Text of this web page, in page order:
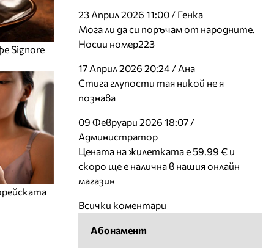
Signore
23 Април 2026 11:00 / Генка
Мога ли да си поръчам от народните.
Носии номер223
17 Април 2026 20:24 / Ана
Стига глупости тая никой не я
познава
09 Февруари 2026 18:07 /
Администратор
Цената на жилетката е 59.99 € и
скоро ще е налична в нашия онлайн
магазин
Всички коментари
Абонамент